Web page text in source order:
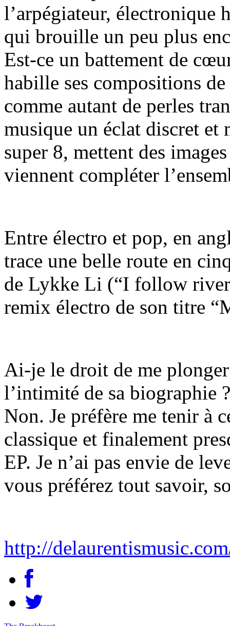
l’arpégiateur, électronique
qui brouille un peu plus
Est-ce un battement de
habille ses compositions
comme autant de perles
musique un éclat discret et
super 8, mettent des
viennent compléter
Entre électro et pop, en
trace une belle route en
de Lykke Li (“I follow
remix électro de son titre
Ai-je le droit de me
l’intimité de sa biographie
Non. Je préfère me tenir à
classique et finalement
EP. Je n’ai pas envie de
vous préférez tout savoir,
http://